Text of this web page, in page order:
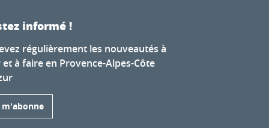
informé !
régulièrement les nouveautés à
à faire en Provence-Alpes-Côte
m'abonne